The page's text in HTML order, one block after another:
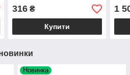
316₴
Купити
1
Новинка